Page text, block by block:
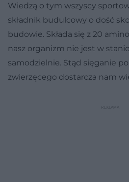
Wiedzą o tym wszyscy
składnik budulcowy o dość
budowie. Składa się z 20
nasz organizm nie jest w
samodzielnie. Stąd sięganie po
zwierzęcego dostarcza nam